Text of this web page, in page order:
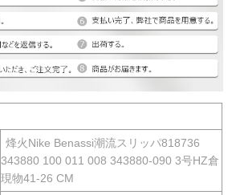
烽火Nike Benassi潮流スリッパ818736
343880 100 011 008 343880-090 3号HZ倉
現物41-26 CM